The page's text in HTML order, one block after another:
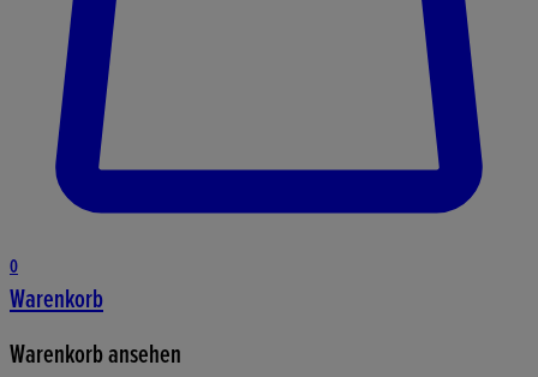
0
Warenkorb
Warenkorb ansehen